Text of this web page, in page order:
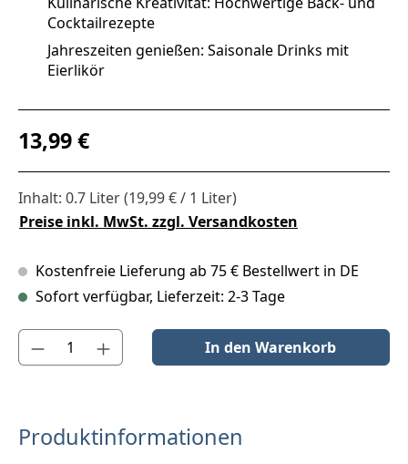
Cocktailrezepte
Jahreszeiten genießen: Saisonale Drinks mit
Eierlikör
Regulärer Preis:
13,99 €
Inhalt: 0.7 Liter(19,99 € / 1 Liter)
Preise inkl. MwSt. zzgl. Versandkosten
Kostenfreie Lieferung ab 75 € Bestellwert in DE
Sofort verfügbar, Lieferzeit: 2-3 Tage
Produkt Anzahl: Gib den gewünschten Wert ein oder benutze
In den Warenkorb
Produktinformationen